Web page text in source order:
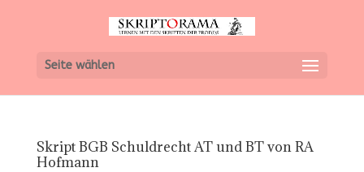
Seite wählen
Skript BGB Schuldrecht AT und BT von RA
Hofmann